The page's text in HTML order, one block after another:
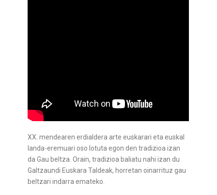
XX. mendearen erdialdera arte euskarari eta euskal
landa-eremuari oso lotuta egon den tradizioa izan
da Gau beltza. Orain, tradizioa baliatu nahi izan du
Galtzaundi Euskara Taldeak, horretan oinarrituz gau
beltzari indarra emateko.